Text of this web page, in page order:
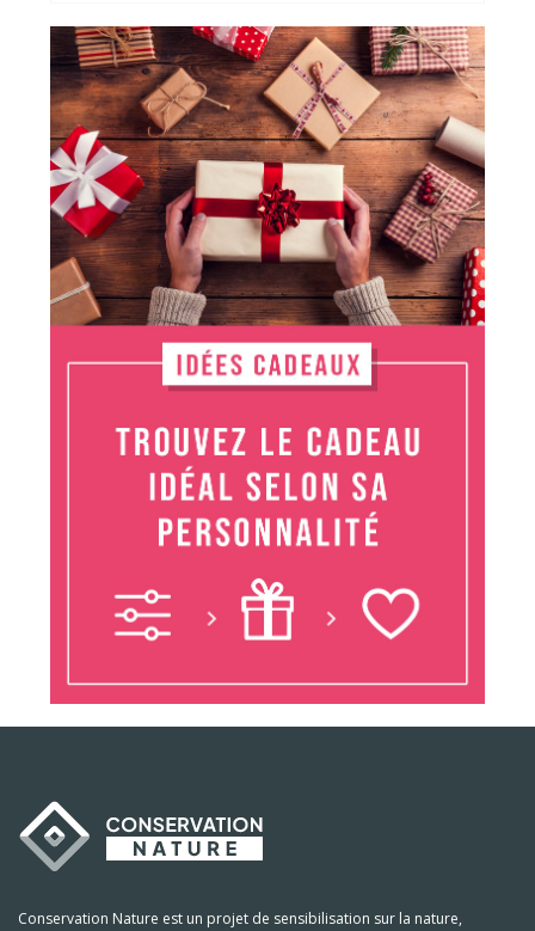
Conservation Nature est un projet de sensibilisation sur la nature,